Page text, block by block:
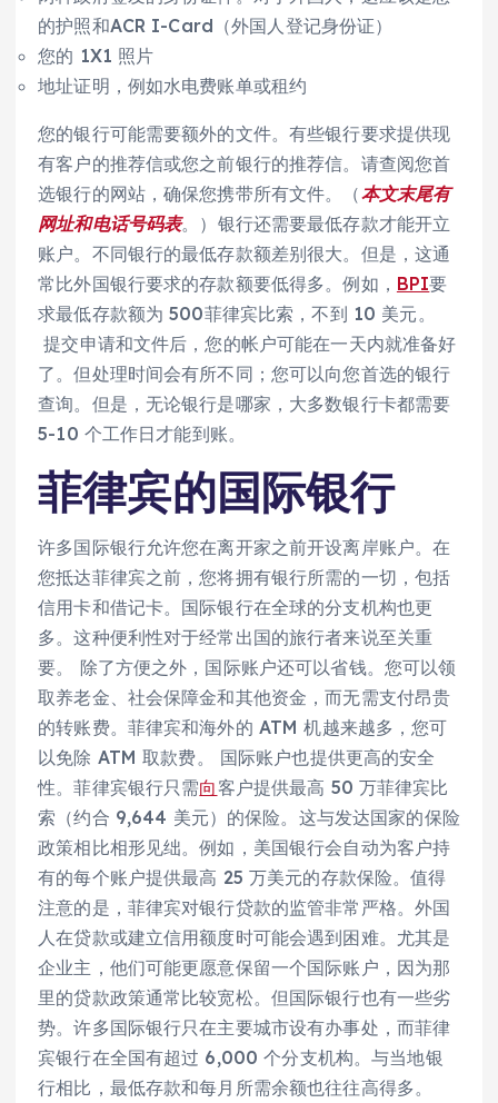
的护照和ACR I-Card（外国人登记身份证）
您的 1X1 照片
地址证明，例如水电费账单或租约
您的银行可能需要额外的文件。有些银行要求提供现
有客户的推荐信或您之前银行的推荐信。请查阅您首
选银行的网站，确保您携带所有文件。（本文末尾有
网址和电话号码表。）银行还需要最低存款才能开立
账户。不同银行的最低存款额差别很大。但是，这通
常比外国银行要求的存款额要低得多。例如， BPI要
求最低存款额为 500菲律宾比索，不到 10 美元。
提交申请和文件后，您的帐户可能在一天内就准备好
了。但处理时间会有所不同；您可以向您首选的银行
查询。但是，无论银行是哪家，大多数银行卡都需要
5-10 个工作日才能到账。
菲律宾的国际银行
许多国际银行允许您在离开家之前开设离岸账户。在
您抵达菲律宾之前，您将拥有银行所需的一切，包括
信用卡和借记卡。国际银行在全球的分支机构也更
多。这种便利性对于经常出国的旅行者来说至关重
要。 除了方便之外，国际账户还可以省钱。您可以领
取养老金、社会保障金和其他资金，而无需支付昂贵
的转账费。菲律宾和海外的 ATM 机越来越多，您可
以免除 ATM 取款费。 国际账户也提供更高的安全
性。菲律宾银行只需向客户提供最高 50 万菲律宾比
索（约合 9,644 美元）的保险。这与发达国家的保险
政策相比相形见绌。例如，美国银行会自动为客户持
有的每个账户提供最高 25 万美元的存款保险。值得
注意的是，菲律宾对银行贷款的监管非常严格。外国
人在贷款或建立信用额度时可能会遇到困难。尤其是
企业主，他们可能更愿意保留一个国际账户，因为那
里的贷款政策通常比较宽松。但国际银行也有一些劣
势。许多国际银行只在主要城市设有办事处，而菲律
宾银行在全国有超过 6,000 个分支机构。与当地银
行相比，最低存款和每月所需余额也往往高得多。